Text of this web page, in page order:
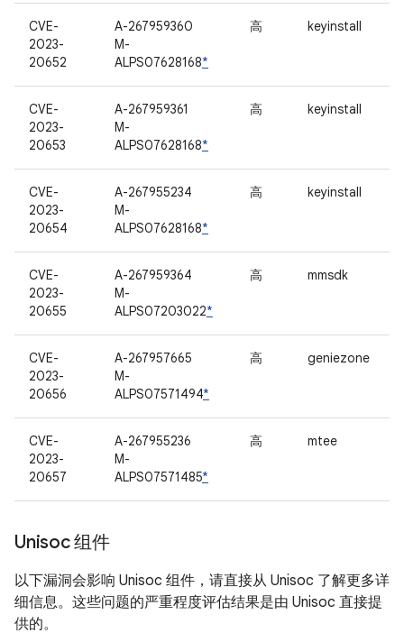
CVE-
2023-
20652
A-267959360
M-
ALPS07628168*
高 keyinstall
CVE-
2023-
20653
A-267959361
M-
ALPS07628168*
高 keyinstall
CVE-
2023-
20654
A-267955234
M-
ALPS07628168*
高 keyinstall
CVE-
2023-
20655
A-267959364
M-
ALPS07203022*
高 mmsdk
CVE-
2023-
20656
A-267957665
M-
ALPS07571494*
高 geniezone
CVE-
2023-
20657
A-267955236
M-
ALPS07571485*
高 mtee
Unisoc 组件
以下漏洞会影响 Unisoc 组件，请直接从 Unisoc 了解更多详
细信息。这些问题的严重程度评估结果是由 Unisoc 直接提
供的。